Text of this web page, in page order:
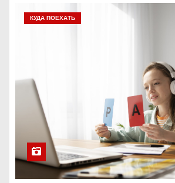
КУДА ПОЕХАТЬ